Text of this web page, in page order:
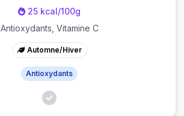
25 kcal/100g
Antioxydants, Vitamine C
Automne/Hiver
Antioxydants